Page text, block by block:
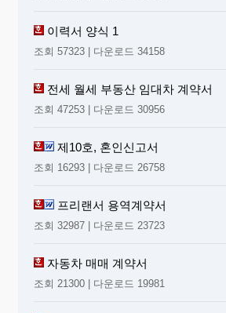
이력서 양식 1
조회 57323 | 다운로드 34158
전세 월세 부동산 임대차 계약서
조회 47253 | 다운로드 30956
제10호, 혼인신고서
조회 16293 | 다운로드 26758
프리랜서 용역계약서
조회 32987 | 다운로드 23723
자동차 매매 계약서
조회 21300 | 다운로드 19981